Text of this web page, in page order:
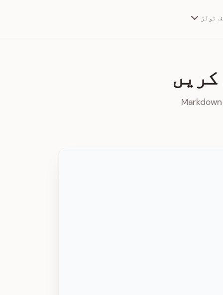
ٹولز
PDF دستاویزات سے متن اور ٹیبلز نکالیں اور انہیں لچکدار Markdown